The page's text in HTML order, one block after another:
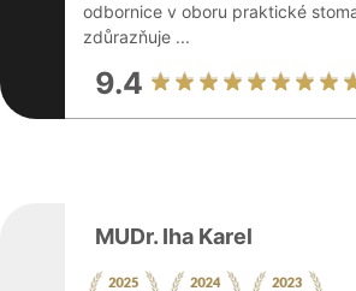
odbornice v oboru praktické
zdůrazňuje ...
9.4
MUDr. Iha Karel